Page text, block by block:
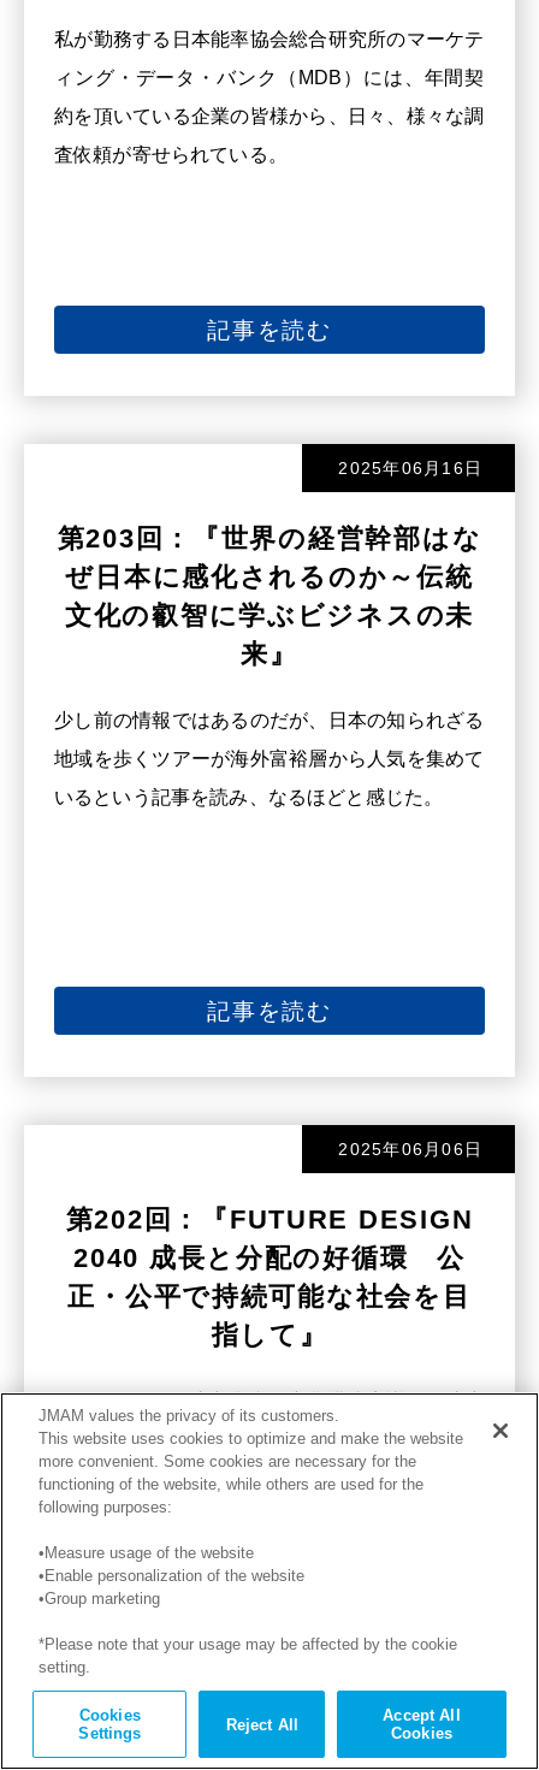
私が勤務する日本能率協会総合研究所のマーケテ
ィング・データ・バンク（MDB）には、年間契
約を頂いている企業の皆様から、日々、様々な調
査依頼が寄せられている。
記事を読む
2025年06月16日
第203回：『世界の経営幹部はな
ぜ日本に感化されるのか～伝統
文化の叡智に学ぶビジネスの未
来』
少し前の情報ではあるのだが、日本の知られざる
地域を歩くツアーが海外富裕層から人気を集めて
いるという記事を読み、なるほどと感じた。
記事を読む
2025年06月06日
第202回：『FUTURE DESIGN
2040 成長と分配の好循環 公
正・公平で持続可能な社会を目
指して』
2025年4月、経済産業省の産業構造審議会経済産
業政策新機軸部会において、約8年ぶりとなる国
の産業構造ビジョンが公開された。
記事を読む
JMAM values the privacy of its customers.
This website uses cookies to optimize and make the website
more convenient. Some cookies are necessary for the
functioning of the website, while others are used for the
following purposes:
•Measure usage of the website
•Enable personalization of the website
•Group marketing
*Please note that your usage may be affected by the cookie
setting.
Cookies
Settings
Reject All
Accept All
Cookies